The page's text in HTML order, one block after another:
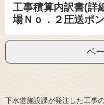
工事積算内訳書(詳
場Ｎｏ．２圧送ポ
ペ
下水道施設課が発注した工事